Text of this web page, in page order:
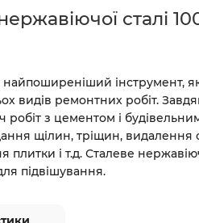
сталі
найпоширеніший інструмент,
видів ремонтних робіт.
робіт з цементом і
щілин, тріщин, видалення
плитки і т.д. Сталеве
підвішування.